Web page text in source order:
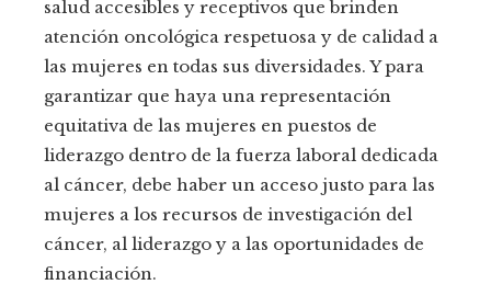
salud accesibles y receptivos que brinden
atención oncológica respetuosa y de calidad a
las mujeres en todas sus diversidades. Y para
garantizar que haya una representación
equitativa de las mujeres en puestos de
liderazgo dentro de la fuerza laboral dedicada
al cáncer, debe haber un acceso justo para las
mujeres a los recursos de investigación del
cáncer, al liderazgo y a las oportunidades de
financiación.